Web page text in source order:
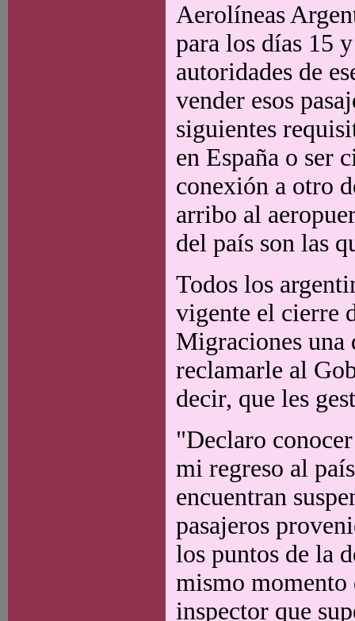
Aerolíneas
para los días 15
autoridades de
vender esos
siguientes
en España o ser
conexión a otro
arribo al
del país son las
Todos los
vigente el cierre
Migraciones una
reclamarle al
decir, que les
"Declaro
mi regreso al
encuentran
pasajeros
los puntos de la
mismo
inspector que